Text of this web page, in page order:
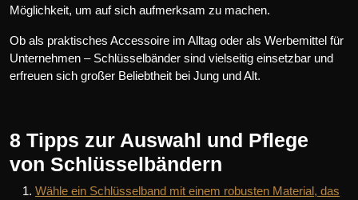
Möglichkeit, um auf sich aufmerksam zu machen.
Ob als praktisches Accessoire im Alltag oder als Werbemittel für
Unternehmen – Schlüsselbänder sind vielseitig einsetzbar und
erfreuen sich großer Beliebtheit bei Jung und Alt.
8 Tipps zur Auswahl und Pflege
von Schlüsselbändern
Wähle ein Schlüsselband mit einem robusten Material, das